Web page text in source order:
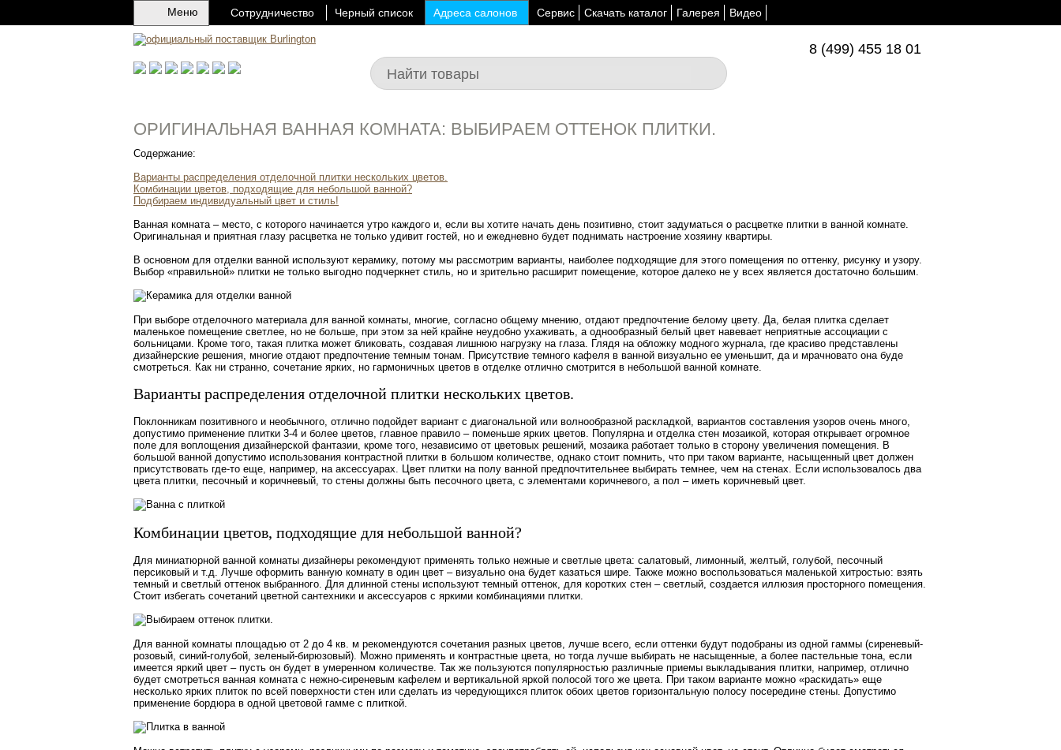
Сотрудничество Черный список Адреса салонов Сервис Скачать каталог Галерея Видео
8 (499) 455 18 01
Меню
ОРИГИНАЛЬНАЯ ВАННАЯ КОМНАТА: ВЫБИРАЕМ ОТТЕНОК ПЛИТКИ.
Содержание:
Варианты распределения отделочной плитки нескольких цветов.
Комбинации цветов, подходящие для небольшой ванной?
Подбираем индивидуальный цвет и стиль!
Ванная комната – место, с которого начинается утро каждого и, если вы хотите начать день позитивно, стоит задуматься о расцветке плитки в ванной комнате.
Оригинальная и приятная глазу расцветка не только удивит гостей, но и ежедневно будет поднимать настроение хозяину квартиры.
В основном для отделки ванной используют керамику, потому мы рассмотрим варианты, наиболее подходящие для этого помещения по оттенку, рисунку и узору.
Выбор «правильной» плитки не только выгодно подчеркнет стиль, но и зрительно расширит помещение, которое далеко не у всех является достаточно большим.
При выборе отделочного материала для ванной комнаты, многие, согласно общему мнению, отдают предпочтение белому цвету. Да, белая плитка сделает
маленькое помещение светлее, но не больше, при этом за ней крайне неудобно ухаживать, а однообразный белый цвет навевает неприятные ассоциации с
больницами. Кроме того, такая плитка может бликовать, создавая лишнюю нагрузку на глаза. Глядя на обложку модного журнала, где красиво представлены
дизайнерские решения, многие отдают предпочтение темным тонам. Присутствие темного кафеля в ванной визуально ее уменьшит, да и мрачновато она буде
смотреться. Как ни странно, сочетание ярких, но гармоничных цветов в отделке отлично смотрится в небольшой ванной комнате.
Варианты распределения отделочной плитки нескольких цветов.
Поклонникам позитивного и необычного, отлично подойдет вариант с диагональной или волнообразной раскладкой, вариантов составления узоров очень много,
допустимо применение плитки 3-4 и более цветов, главное правило – поменьше ярких цветов. Популярна и отделка стен мозаикой, которая открывает огромное
поле для воплощения дизайнерской фантазии, кроме того, независимо от цветовых решений, мозаика работает только в сторону увеличения помещения. В
большой ванной допустимо использования контрастной плитки в большом количестве, однако стоит помнить, что при таком варианте, насыщенный цвет должен
присутствовать где-то еще, например, на аксессуарах. Цвет плитки на полу ванной предпочтительнее выбирать темнее, чем на стенах. Если использовалось два
цвета плитки, песочный и коричневый, то стены должны быть песочного цвета, с элементами коричневого, а пол – иметь коричневый цвет.
Комбинации цветов, подходящие для небольшой ванной?
Для миниатюрной ванной комнаты дизайнеры рекомендуют применять только нежные и светлые цвета: салатовый, лимонный, желтый, голубой, песочный
персиковый и т.д. Лучше оформить ванную комнату в один цвет – визуально она будет казаться шире. Также можно воспользоваться маленькой хитростью: взять
темный и светлый оттенок выбранного. Для длинной стены используют темный оттенок, для коротких стен – светлый, создается иллюзия просторного помещения.
Стоит избегать сочетаний цветной сантехники и аксессуаров с яркими комбинациями плитки.
Для ванной комнаты площадью от 2 до 4 кв. м рекомендуются сочетания разных цветов, лучше всего, если оттенки будут подобраны из одной гаммы (сиреневый-
розовый, синий-голубой, зеленый-бирюзовый). Можно применять и контрастные цвета, но тогда лучше выбирать не насыщенные, а более пастельные тона, если
имеется яркий цвет – пусть он будет в умеренном количестве. Так же пользуются популярностью различные приемы выкладывания плитки, например, отлично
будет смотреться ванная комната с нежно-сиреневым кафелем и вертикальной яркой полосой того же цвета. При таком варианте можно «раскидать» еще
несколько ярких плиток по всей поверхности стен или сделать из чередующихся плиток обоих цветов горизонтальную полосу посередине стены. Допустимо
применение бордюра в одной цветовой гамме с плиткой.